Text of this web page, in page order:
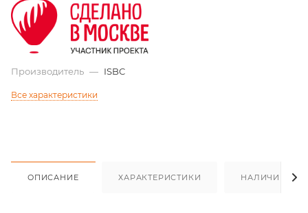
Производитель — ISBC
Все характеристики
ОПИСАНИЕ ХАРАКТЕРИСТИКИ НАЛИЧИЕ